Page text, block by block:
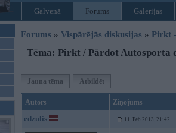
Galvenā Forums Galerijas
Forums » Vispārējās diskusijas » Pirkt
Tēma: Pirkt / Pārdot Autosporta
Jauna tēma Atbildēt
Autors Ziņojums
edzulis 11. Feb 2013, 21:42